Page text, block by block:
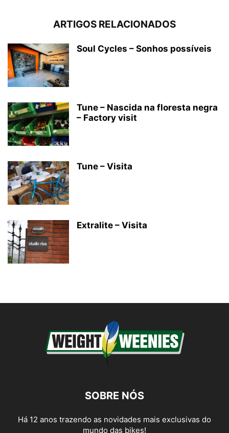
ARTIGOS RELACIONADOS
Soul Cycles – Sonhos possíveis
Tune – Nascida na floresta negra
– Factory visit
Tune – Visita
Extralite – Visita
SOBRE NÓS
Há 12 anos trazendo as novidades mais exclusivas do
mundo das bikes!